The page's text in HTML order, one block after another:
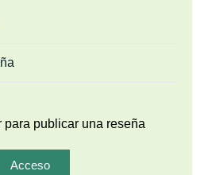
para publicar una reseña
Acceso